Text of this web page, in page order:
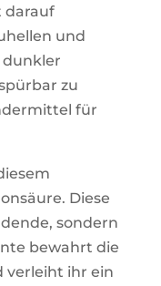
darauf
und
dunkler
zu
für
Diese
sondern
bewahrt die
verleiht ihr ein